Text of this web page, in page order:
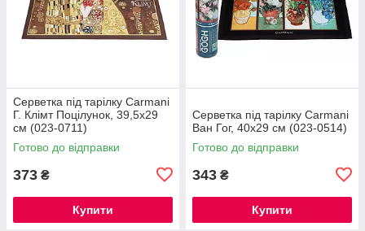
Серветка під тарілку Carmani
Г. Клімт Поцілунок, 39,5х29
см (023-0711)
Готово до відправки
373 ₴
Купити
Серветка під тарілку Carmani
Ван Гог, 40х29 см (023-0514)
Готово до відправки
343 ₴
Купити